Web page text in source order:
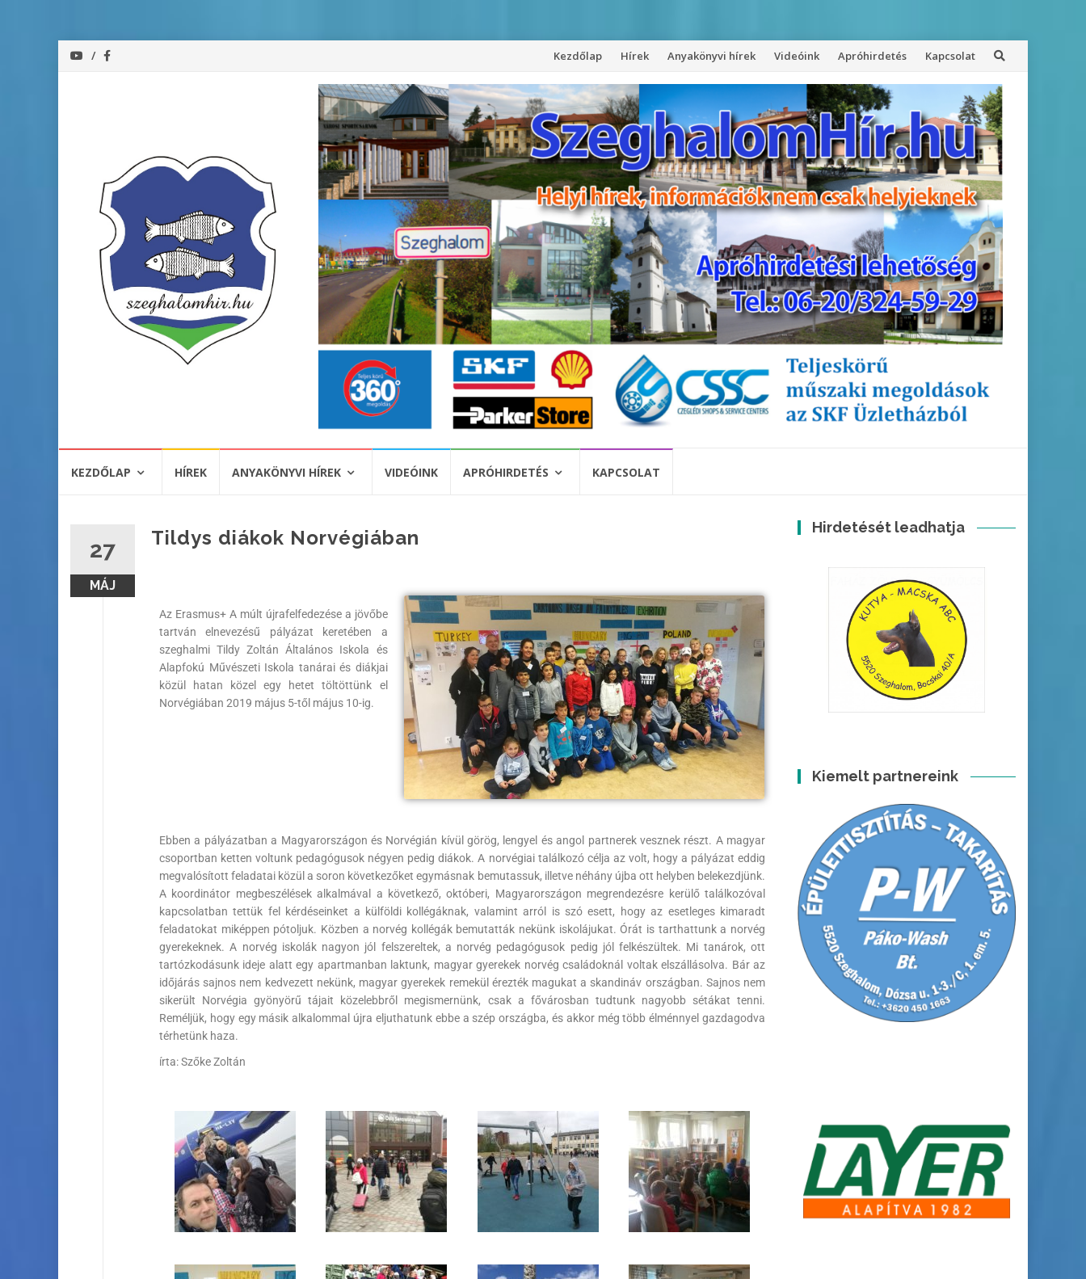
Kezdőlap Hírek Anyakönyvi hírek Videóink Apróhirdetés Kapcsolat
KEZDŐLAP HÍREK ANYAKÖNYVI HÍREK VIDEÓINK APRÓHIRDETÉS KAPCSOLAT
27
MÁJ
Tildys diákok Norvégiában
Az Erasmus+ A múlt újrafelfedezése a jövőbe
tartván elnevezésű pályázat keretében a
szeghalmi Tildy Zoltán Általános Iskola és
Alapfokú Művészeti Iskola tanárai és diákjai
közül hatan közel egy hetet töltöttünk el
Norvégiában 2019 május 5-től május 10-ig.
Ebben a pályázatban a Magyarországon és Norvégián kívül görög, lengyel és angol partnerek vesznek részt. A magyar
csoportban ketten voltunk pedagógusok négyen pedig diákok. A norvégiai találkozó célja az volt, hogy a pályázat eddig
megvalósított feladatai közül a soron következőket egymásnak bemutassuk, illetve néhány újba ott helyben belekezdjünk.
A koordinátor megbeszélések alkalmával a következő, októberi, Magyarországon megrendezésre kerülő találkozóval
kapcsolatban tettük fel kérdéseinket a külföldi kollégáknak, valamint arról is szó esett, hogy az esetleges kimaradt
feladatokat miképpen pótoljuk. Közben a norvég kollégák bemutatták nekünk iskolájukat. Órát is tarthattunk a norvég
gyerekeknek. A norvég iskolák nagyon jól felszereltek, a norvég pedagógusok pedig jól felkészültek. Mi tanárok, ott
tartózkodásunk ideje alatt egy apartmanban laktunk, magyar gyerekek norvég családoknál voltak elszállásolva. Bár az
időjárás sajnos nem kedvezett nekünk, magyar gyerekek remekül érezték magukat a skandináv országban. Sajnos nem
sikerült Norvégia gyönyörű tájait közelebbről megismernünk, csak a fővárosban tudtunk nagyobb sétákat tenni.
Reméljük, hogy egy másik alkalommal újra eljuthatunk ebbe a szép országba, és akkor még több élménnyel gazdagodva
térhetünk haza.
írta: Szőke Zoltán
Hirdetését leadhatja
Kiemelt partnereink